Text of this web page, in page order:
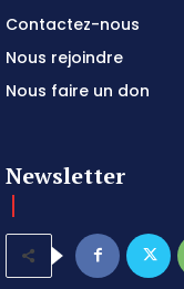
Contactez-nous
Nous rejoindre
Nous faire un don
Newsletter